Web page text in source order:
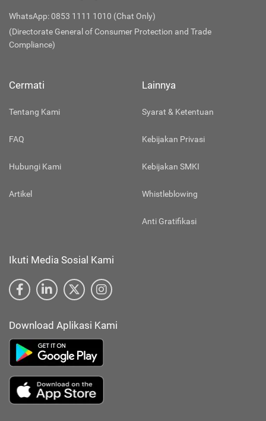
WhatsApp: 0853 1111 1010 (Chat Only)
(Directorate General of Consumer Protection and Trade
Compliance)
Cermati
Tentang Kami
FAQ
Hubungi Kami
Artikel
Lainnya
Syarat & Ketentuan
Kebijakan Privasi
Kebijakan SMKI
Whistleblowing
Anti Gratifikasi
Ikuti Media Sosial Kami
Download Aplikasi Kami